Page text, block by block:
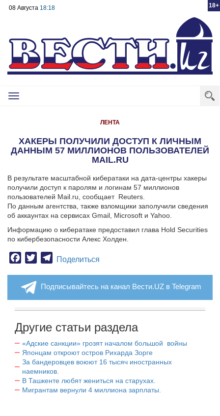
18+
08 Августа 18:18
Toggle
ЛЕНТА
ХАКЕРЫ ПОЛУЧИЛИ ДОСТУП К ЛИЧНЫМ
ДАННЫМ 57 МИЛЛИОНОВ ПОЛЬЗОВАТЕЛЕЙ
MAIL.RU
В результате масштабной кибератаки на дата-центры хакеры
получили доступ к паролям и логинам 57 миллионов
пользователей Mail.ru, сообщает Reuters.
По данным агентства, также взломщики заполучили сведения
об аккаунтах на сервисах Gmail, Microsoft и Yahoo.
Информацию о кибератаке предоставил глава Hold Securities
по кибербезопасности Алекс Холден.
Facebook
TwitterTelegram
Поделиться
Подписывайтесь на канал Вести.UZ в Telegram
Другие статьи раздела
«Адские санкции» грозят началом большой войны
Японцам откроют остров Рихарда Зорге
За бандеровцев воюют 16 тысяч иностранных
наемников.
В Ташкенте любят жениться на старухах.
Мигрантам вернули 4 миллиона зарплаты.